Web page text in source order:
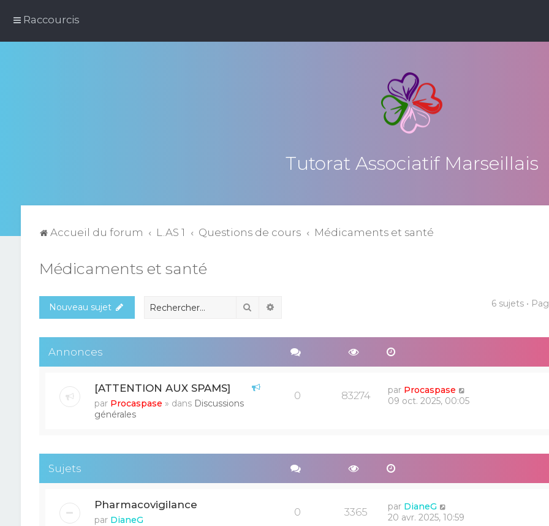
Raccourcis
Tutorat Associatif Marseillais
Accueil du forum L.AS 1 Questions de cours Médicaments et santé
Médicaments et santé
Nouveau sujet Rechercher 6 sujets •
Annonces
[ATTENTION AUX SPAMS]
par Procaspase » dans Discussions
générales
0 83274 par Procaspase
09 oct. 2025, 00:05
Sujets
Pharmacovigilance
par DianeG
0 3365 par DianeG
20 avr. 2025, 10:59